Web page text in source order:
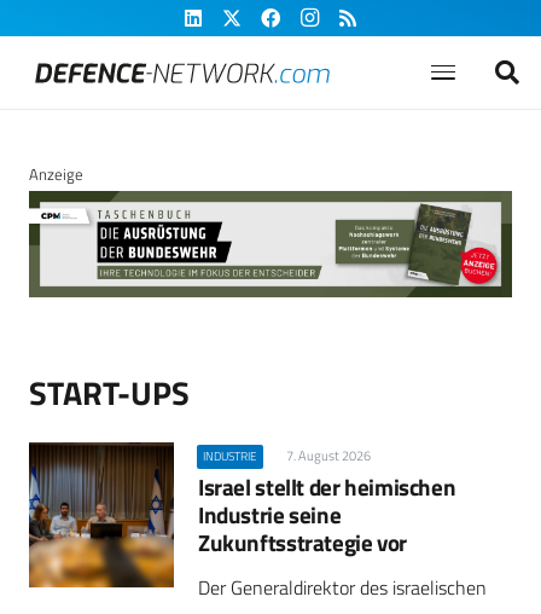
Anzeige
START-UPS
INDUSTRIE 7. August 2026
Israel stellt der heimischen
Industrie seine
Zukunftsstrategie vor
Der Generaldirektor des israelischen